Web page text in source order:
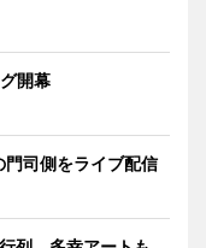
開幕
司側をライブ配信